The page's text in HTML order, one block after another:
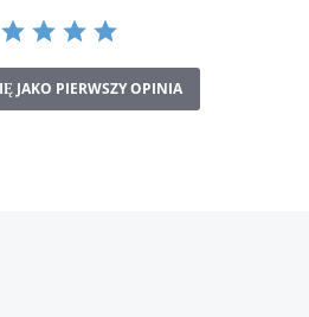
JAKO PIERWSZY OPINIA